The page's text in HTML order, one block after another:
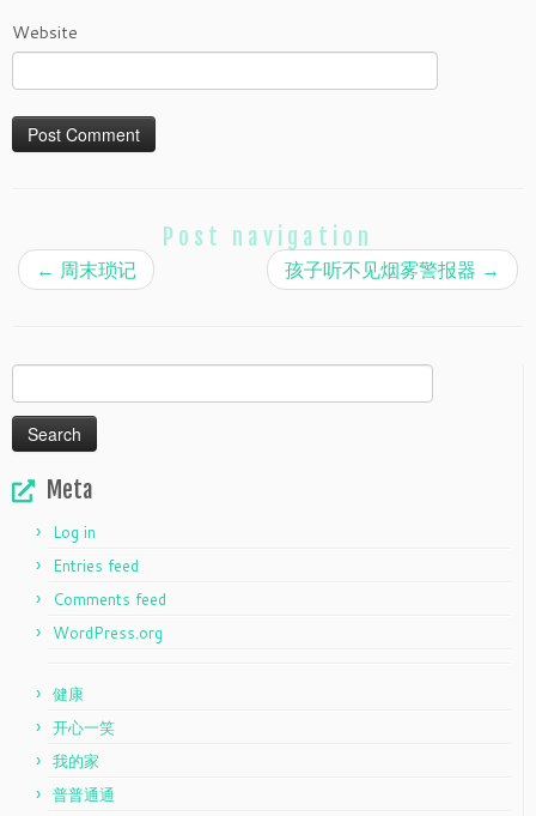
Website
Post navigation
← 周末琐记 孩子听不见烟雾警报器 →
for:
Meta
Log in
Entries feed
Comments feed
WordPress.org
健康
开心一笑
我的家
普普通通